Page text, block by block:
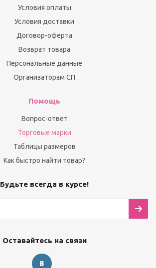
Условия оплаты
Условия доставки
Договор-оферта
Возврат товара
Персональные данные
Организаторам СП
Помощь
Вопрос-ответ
Торговые марки
Таблицы размеров
Как быстро найти товар?
Будьте всегда в курсе!
Оставайтесь на связи